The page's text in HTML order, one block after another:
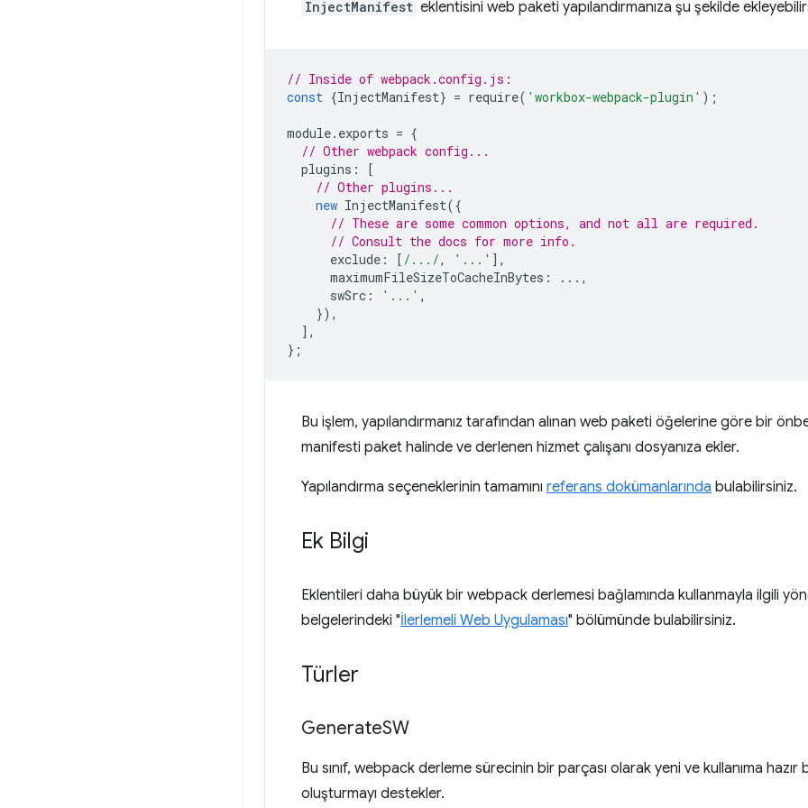
InjectManifest eklentisini web paketi yapılandırmanıza şu şekilde
// Inside of webpack.config.js:
const {InjectManifest} = require( 'workbox-webpack-plugin' );
module. exports = {
// Other webpack config...
plugins :
[
// Other plugins...
new InjectManifest({
// These are some common options, and not all are required.
// Consult the docs for more info.
exclude : [ /.../, '...' ],
maximumFileSizeToCacheInBytes :
...,
swSrc : '...' ,
}),
],
};
Bu işlem, yapılandırmanız tarafından alınan web paketi öğelerine göre bir
manifesti paket halinde ve derlenen hizmet çalışanı dosyanıza ekler.
Yapılandırma seçeneklerinin tamamını referans dokümanlarında bulabilirsiniz.
Ek Bilgi
Eklentileri daha büyük bir webpack derlemesi bağlamında kullanmayla ilgili
belgelerindeki "İlerlemeli Web Uygulaması" bölümünde bulabilirsiniz.
Türler
GenerateSW
Bu sınıf, webpack derleme sürecinin bir parçası olarak yeni ve kullanıma hazır
oluşturmayı destekler.